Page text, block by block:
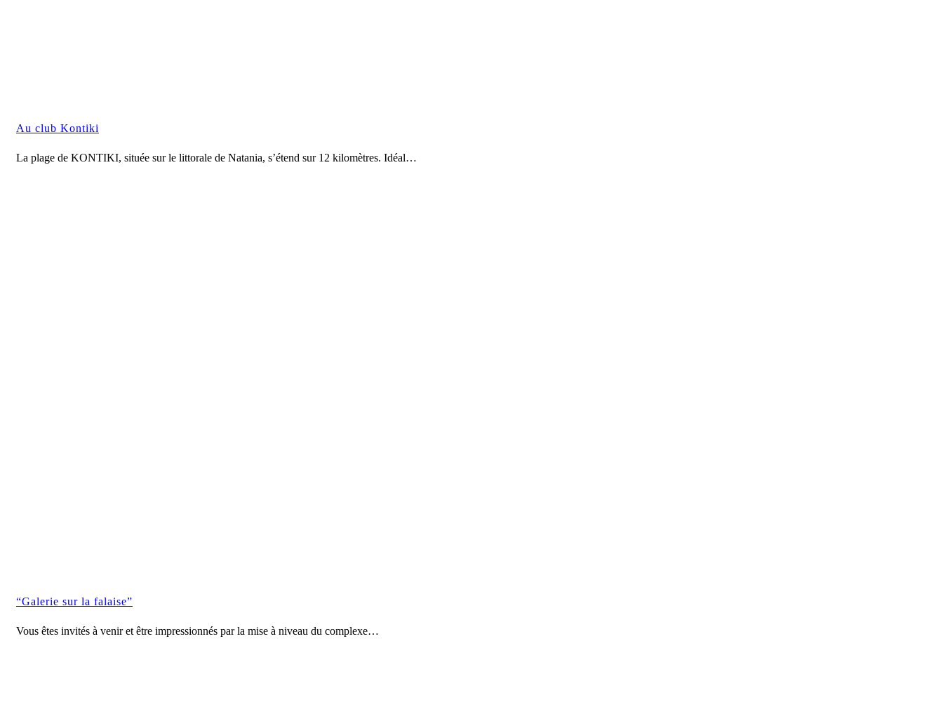
Au club Kontiki
La plage de KONTIKI, située sur le littorale de Natania, s’étend sur 12 kilomètres. Idéal…
“Galerie sur la falaise”
Vous êtes invités à venir et être impressionnés par la mise à niveau du complexe…